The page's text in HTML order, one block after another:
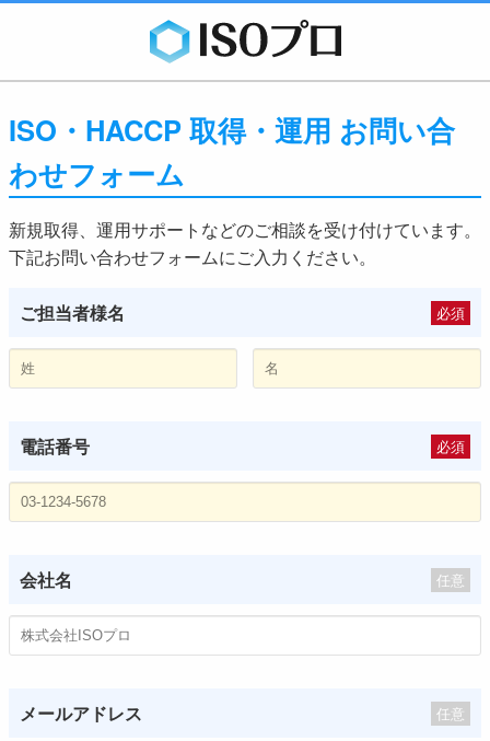
ISO・HACCP 取得・運用 お問い合
わせフォーム
新規取得、運用サポートなどのご相談を受け付けています。
下記お問い合わせフォームにご入力ください。
ご担当者様名 必須
電話番号 必須
会社名 任意
メールアドレス 任意